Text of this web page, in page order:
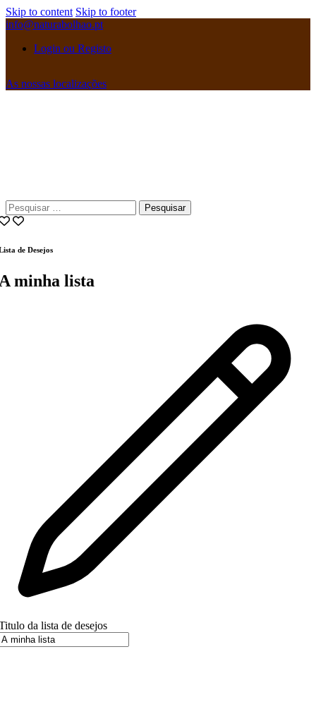
Skip to content Skip to footer
info@naturabolhao.pt
Login ou Registo
As nossas localizações
Pesquisar
por:
de Desejos
minha lista
da lista de desejos